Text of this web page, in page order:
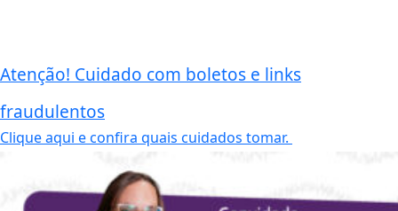
Atenção! Cuidado com boletos e links
fraudulentos
Clique aqui e confira quais cuidados tomar.